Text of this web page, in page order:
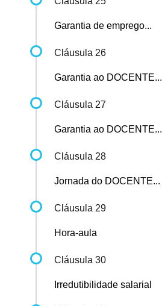
Garantia de emprego...
Cláusula 26
Garantia ao DOCENTE...
Cláusula 27
Garantia ao DOCENTE...
Cláusula 28
Jornada do DOCENTE...
Cláusula 29
Hora-aula
Cláusula 30
Irredutibilidade salarial